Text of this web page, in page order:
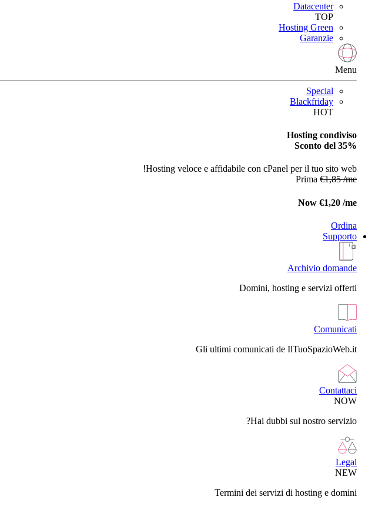
Datacenter
TOP
Hosting Green
Garanzie
Menu
Special
Blackfriday
HOT
Hosting condiviso
Sconto del 35%
Hosting veloce e affidabile con cPanel per il tuo sito web!
Prima €1,85 /me
Now €1,20 /me
Ordina
Supporto
Archivio domande
Domini, hosting e servizi offerti
Comunicati
Gli ultimi comunicati de IlTuoSpazioWeb.it
Contattaci
NOW
Hai dubbi sul nostro servizio?
Legal
NEW
Termini dei servizi di hosting e domini